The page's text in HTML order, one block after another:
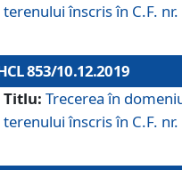
terenului înscris în C.F.
853/10.12.2019
Titlu: Trecerea în
terenului înscris în C.F.